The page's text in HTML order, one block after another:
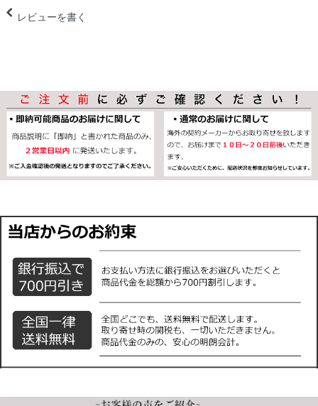
レビューを書く